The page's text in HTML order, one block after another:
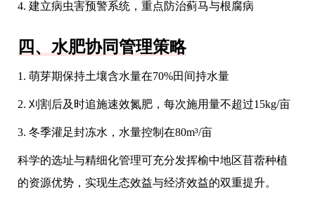
4. 建立病虫害预警系统，重点防治蓟马与根腐病
四、水肥协同管理策略
1. 萌芽期保持土壤含水量在70%田间持水量
2. 刈割后及时追施速效氮肥，每次施用量不超过15kg/亩
3. 冬季灌足封冻水，水量控制在80m³/亩
科学的选址与精细化管理可充分发挥榆中地区苜蓿种植
的资源优势，实现生态效益与经济效益的双重提升。